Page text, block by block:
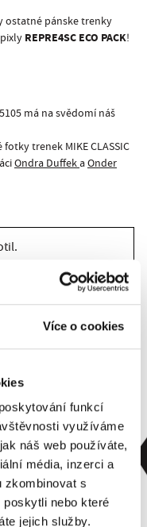
Více o cookies
funkcí
využíváme
náš web používáte,
média, inzerci a
zkombinovat s
nebo které
jejich služby.
ostatné pánske trenky
REPRE4SC ECO PACK!
má na svědomí náš
trenek MIKE CLASSIC
Ondra Duffek aOnder
sa prihlásiť.